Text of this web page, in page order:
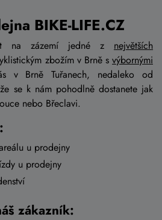
BIKE-LIFE.CZ
na zázemí jedné z největších
zbožím v Brně s výbornými
v Brně Tuřanech, nedaleko od
se k nám pohodlně dostanete jak
nebo Břeclavi.
u prodejny
u prodejny
zákazník: